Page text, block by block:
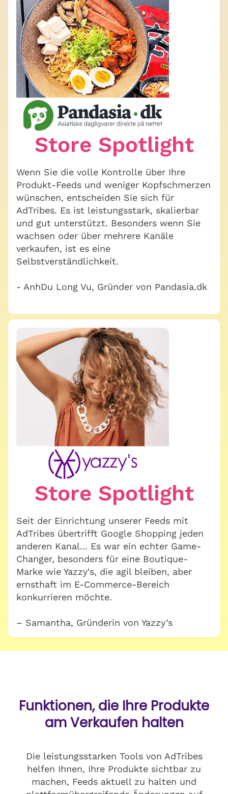
Store Spotlight
Wenn Sie die volle Kontrolle über Ihre
Produkt-Feeds und weniger Kopfschmerzen
wünschen, entscheiden Sie sich für
AdTribes. Es ist leistungsstark, skalierbar
und gut unterstützt. Besonders wenn Sie
wachsen oder über mehrere Kanäle
verkaufen, ist es eine
Selbstverständlichkeit.
- AnhDu Long Vu, Gründer von Pandasia.dk
Store Spotlight
Seit der Einrichtung unserer Feeds mit
AdTribes übertrifft Google Shopping jeden
anderen Kanal... Es war ein echter Game-
Changer, besonders für eine Boutique-
Marke wie Yazzy's, die agil bleiben, aber
ernsthaft im E-Commerce-Bereich
konkurrieren möchte.
– Samantha, Gründerin von Yazzy’s
Funktionen, die Ihre Produkte
am Verkaufen halten
Die leistungsstarken Tools von AdTribes
helfen Ihnen, Ihre Produkte sichtbar zu
machen, Feeds aktuell zu halten und